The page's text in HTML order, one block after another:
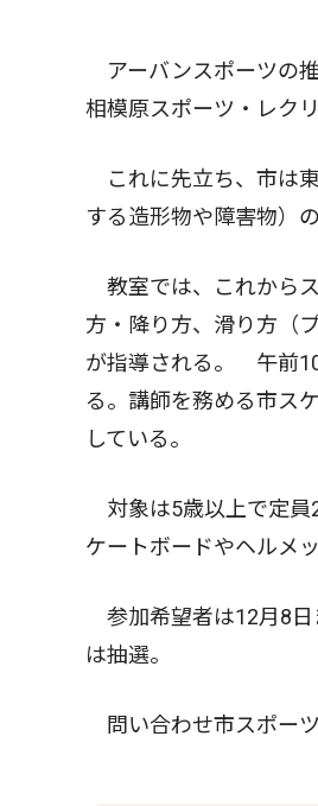
アーバンスポーツの
相模原スポーツ・レク
これに先立ち、市は
する造形物や障害物）
教室では、これから
方・降り方、滑り方（
が指導される。 午前
る。講師を務める市ス
している。
対象は5歳以上で定員
ケートボードやヘルメ
参加希望者は12月8日
は抽選。
問い合わせ市スポー